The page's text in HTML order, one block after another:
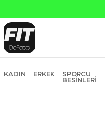
KADIN ERKEK
SPORCU
BESINLERI